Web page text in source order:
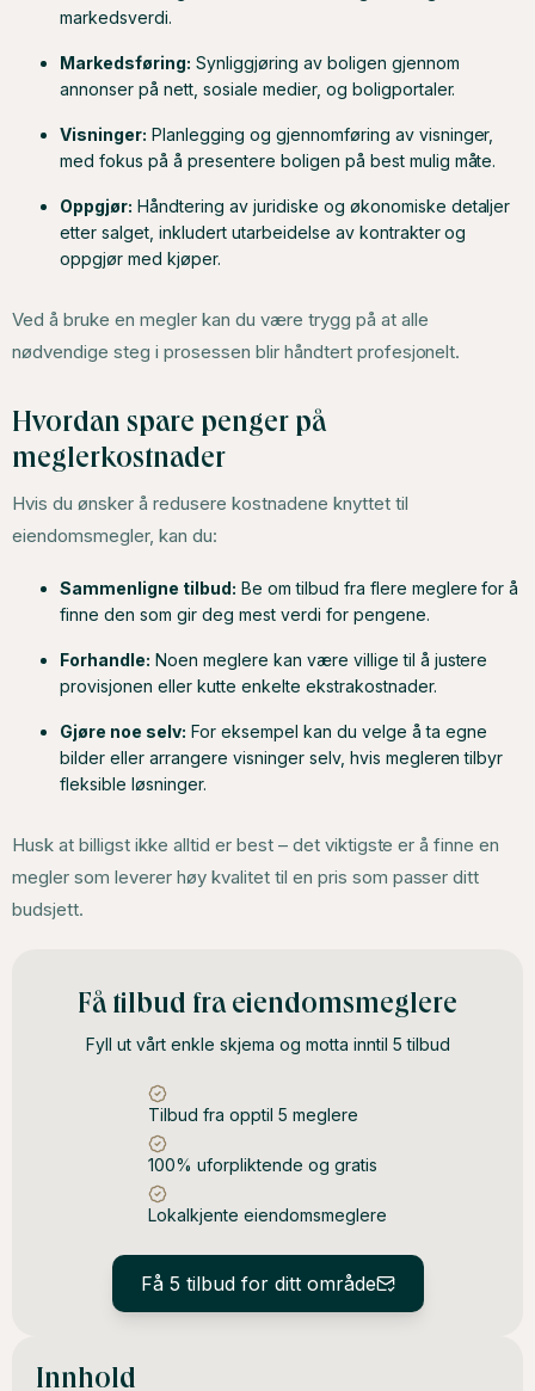
markedsverdi.
Markedsføring: Synliggjøring av boligen gjennom
annonser på nett, sosiale medier, og boligportaler.
Visninger: Planlegging og gjennomføring av visninger,
med fokus på å presentere boligen på best mulig måte.
Oppgjør: Håndtering av juridiske og økonomiske detaljer
etter salget, inkludert utarbeidelse av kontrakter og
oppgjør med kjøper.
Ved å bruke en megler kan du være trygg på at alle
nødvendige steg i prosessen blir håndtert profesjonelt.
Hvordan spare penger på
meglerkostnader
Hvis du ønsker å redusere kostnadene knyttet til
eiendomsmegler, kan du:
Sammenligne tilbud: Be om tilbud fra flere meglere for å
finne den som gir deg mest verdi for pengene.
Forhandle: Noen meglere kan være villige til å justere
provisjonen eller kutte enkelte ekstrakostnader.
Gjøre noe selv: For eksempel kan du velge å ta egne
bilder eller arrangere visninger selv, hvis megleren tilbyr
fleksible løsninger.
Husk at billigst ikke alltid er best – det viktigste er å finne en
megler som leverer høy kvalitet til en pris som passer ditt
budsjett.
Få tilbud fra eiendomsmeglere
Fyll ut vårt enkle skjema og motta inntil 5 tilbud
Tilbud fra opptil 5 meglere
100% uforpliktende og gratis
Lokalkjente eiendomsmeglere
Få 5 tilbud for ditt område
Innhold